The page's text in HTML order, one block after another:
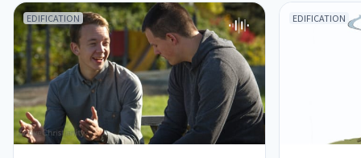
EDIFICATION EDIFICATION